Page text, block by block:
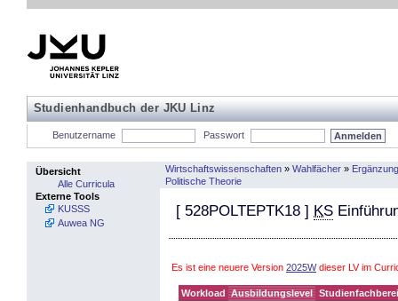
Studienhandbuch der JKU Linz
Benutzername Passwort
Übersicht
Alle Curricula
Externe Tools
KUSSS
Auwea NG
Wirtschaftswissenschaften » Wahlfächer »
Politische Theorie
[ 528POLTEPTK18 ] KS
Es ist eine neuere Version 2025Wdieser LV im
Workload Ausbildungslevel